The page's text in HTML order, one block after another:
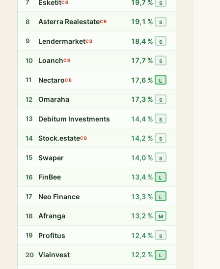
7 EsketitCB 19,7 % S
8 Asterra RealestateCB 19,1 % S
9 LendermarketCB 18,4 % S
10 LoanchCB 17,7 % S
11 NectaroCB 17,6 % L
12 Omaraha 17,3 % S
13 Debitum Investments 14,4 % S
14 Stock.estateCB 14,2 % S
15 Swaper 14,0 % S
16 FinBee 13,4 % L
17 Neo Finance 13,3 % L
18 Afranga 13,2 % M
19 Profitus 12,4 % S
20 Viainvest 12,2 % L